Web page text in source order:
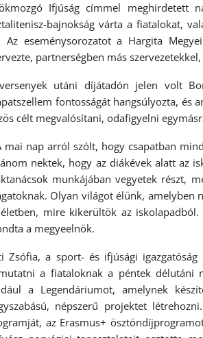
Ifjúság címmel meghirdetett
bajnokság várta a fiatalokat,
Az eseménysorozatot a Hargita
partnerségben más
utáni díjátadón jelen volt
fontosságát hangsúlyozta,
célt megvalósítani, odafigyelni
mai nap arról szólt, hogy csapatban
nektek, hogy az diákévek alatt az
munkájában vegyetek részt,
Olyan világot élünk, amelyben
mire kikerültök az
a megyeelnök.
Zsófia, a sport- és ifjúsági
a fiataloknak a péntek délutáni
a Legendáriumot, amelynek
népszerű projektet
az Erasmus+